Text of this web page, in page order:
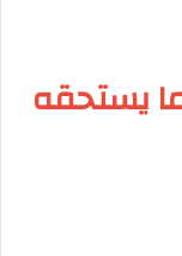
يستحقه